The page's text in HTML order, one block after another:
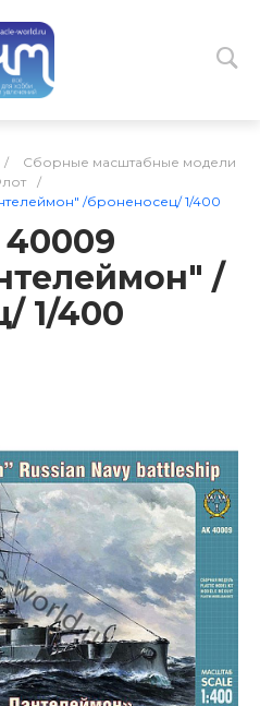
/
Сборные масштабные модели
/
/броненосец/ 1/400
40009
/
1/400